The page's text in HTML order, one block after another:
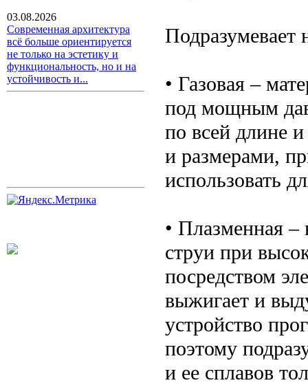
03.08.2026
Современная архитектура
всё больше ориентируется
не только на эстетику и
функциональность, но и на
устойчивость и...
Подразумевает
• Газовая –
под мощным
по всей длине
и размерами,
использовать
• Плазменная
струи при
посредством
выжигает и
устройство
поэтому
и ее сплавов